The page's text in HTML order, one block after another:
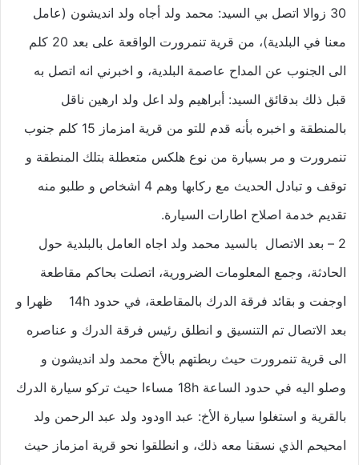
30 زوالا اتصل بي السيد: محمد ولد أجاه ولد انديشون (عامل
معنا في البلدية)، من قرية تنمرورت الواقعة على بعد 20 كلم
الى الجنوب عن المداح عاصمة البلدية، و اخبرني انه اتصل به
قبل ذلك بدقائق السيد: أبراهيم ولد اعل ولد ارهين ناقل
بالمنطقة و اخبره بأنه قدم للتو من قرية امزماز 15 كلم جنوب
تنمرورت و مر بسيارة من نوع هلكس متعطلة بتلك المنطقة و
توقف و تبادل الحديث مع ركابها وهم 4 اشخاص و طلبو منه
تقديم خدمة اصلاح اطارات السيارة.
2 – بعد الاتصال بالسيد محمد ولد اجاه العامل بالبلدية حول
الحادثة، وجمع المعلومات الضرورية، اتصلت بحاكم مقاطعة
اوجفت و بقائد فرقة الدرك بالمقاطعة، في حدود 14h ظهرا و
بعد الاتصال تم التنسيق و انطلق رئيس فرقة الدرك و عناصره
الى قرية تنمرورت حيث ربطتهم بالأخ محمد ولد انديشون و
وصلو اليه في حدود الساعة 18h مساءا حيث تركو سيارة الدرك
بالقرية و استغلوا سيارة الأخ: عبد ااودود ولد عبد الرحمن ولد
امحيحم الذي نسقنا معه ذلك، و انطلقوا نحو قرية امزماز حيث